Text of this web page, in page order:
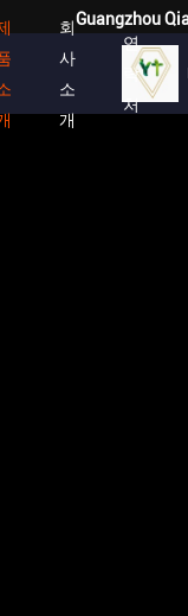
회
사
소
개
연
락
처